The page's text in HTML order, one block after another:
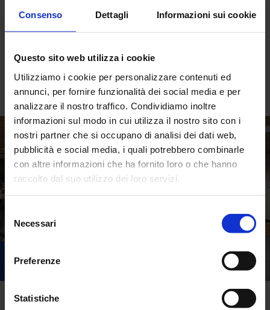
Consenso Dettagli Informazioni sui cookie
Questo sito web utilizza i cookie
Utilizziamo i cookie per personalizzare contenuti ed
annunci, per fornire funzionalità dei social media e per
analizzare il nostro traffico. Condividiamo inoltre
informazioni sul modo in cui utilizza il nostro sito con i
nostri partner che si occupano di analisi dei dati web,
pubblicità e social media, i quali potrebbero combinarle
con altre informazioni che ha fornito loro o che hanno
raccolto dal suo utilizzo dei loro servizi.
del
consenso
Necessari
Preferenze
Statistiche
lavorativo.
professionisti saranno i docenti di Trentino AI, consorzio di
imprese ad alto carattere innovativo che, con momenti
pratici e seminari teorici, ci guideranno alla scoperta di
questo affascinante mondo.